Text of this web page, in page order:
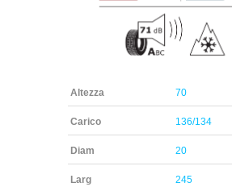
Altezza 70
Carico 136/134
Diam 20
Larg 245